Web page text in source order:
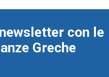
con le
Greche